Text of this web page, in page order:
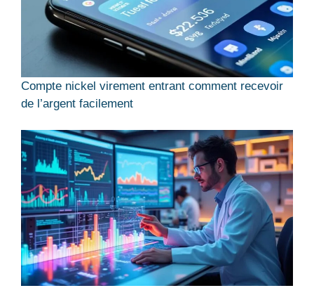
Compte nickel virement entrant comment recevoir
de l’argent facilement